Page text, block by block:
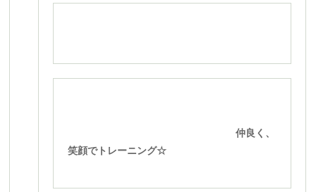
仲良く、
笑顔でトレーニング☆